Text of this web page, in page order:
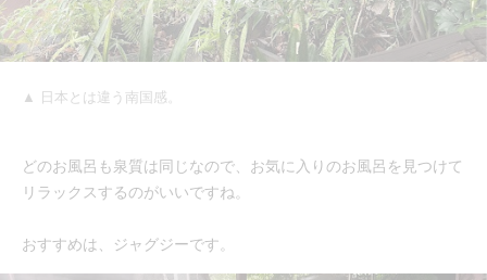
▲ 日本とは違う南国感。
どのお風呂も泉質は同じなので、お気に入りのお風呂を見つけて
リラックスするのがいいですね。
おすすめは、ジャグジーです。